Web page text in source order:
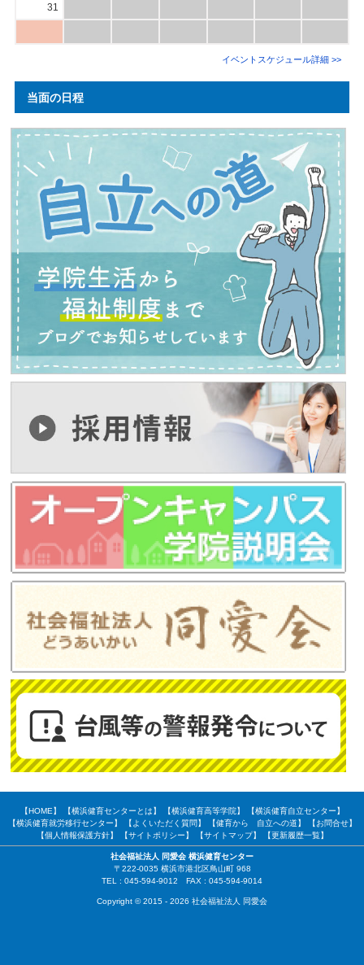
31
イベントスケジュール詳細 >>
当面の日程
【HOME】 【横浜健育センターとは】 【横浜健育高等学院】
【横浜健育自立センター】
【横浜健育就労移行センター】
【よくいただく質問】 【健育から 自立への道】
【お問合せ】
【個人情報保護方針】
【サイトポリシー】 【サイトマップ】 【更新履歴一覧】
社会福祉法人 同愛会 横浜健育センター
〒222-0035 横浜市港北区鳥山町 968
TEL : 045-594-9012 FAX : 045-594-9014
Copyright © 2015 - 2026 社会福祉法人 同愛会